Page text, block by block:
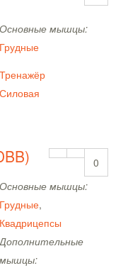
Основные мышцы:
Грудные
Тренажёр
Силовая
0
Основные мышцы:
Грудные,
Квадрицепсы
Дополнительные
мышцы: